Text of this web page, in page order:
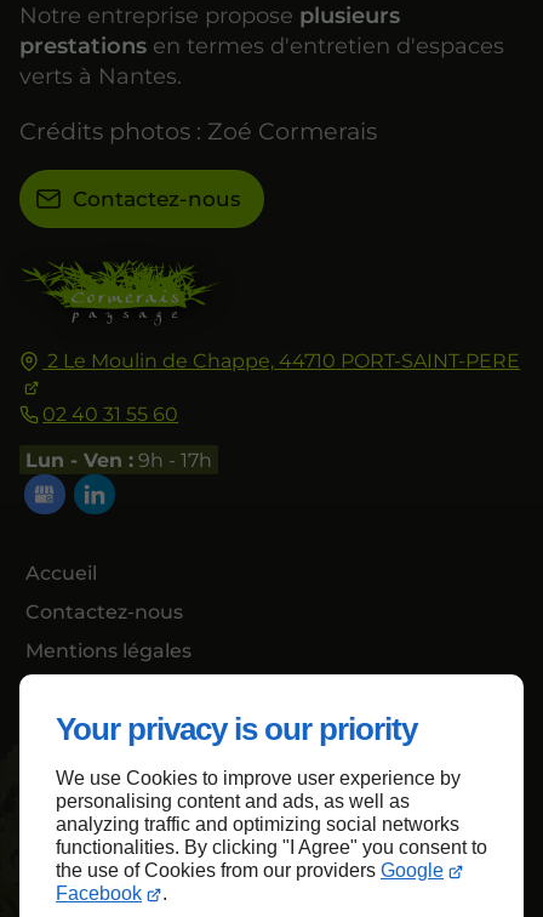
Your privacy is our priority
We use Cookies to improve user experience by
personalising content and ads, as well as
analyzing traffic and optimizing social networks
functionalities. By clicking "I Agree" you consent to
the use of Cookies from our providers Google
Facebook
.
2 Le Moulin de Chappe, 44710 PORT-SAINT-PERE
02 40 31 55 60
Lun - Ven : 9h - 17h
Accueil
Contactez-nous
Mentions légales
Notre entreprise propose plusieurs
prestations en termes d'entretien d'espaces
verts à Nantes.
Crédits photos : Zoé Cormerais
Contactez-nous
Haut de page